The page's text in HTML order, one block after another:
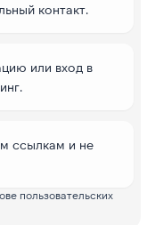
контакт.
или вход в
ссылкам и не
пользовательских